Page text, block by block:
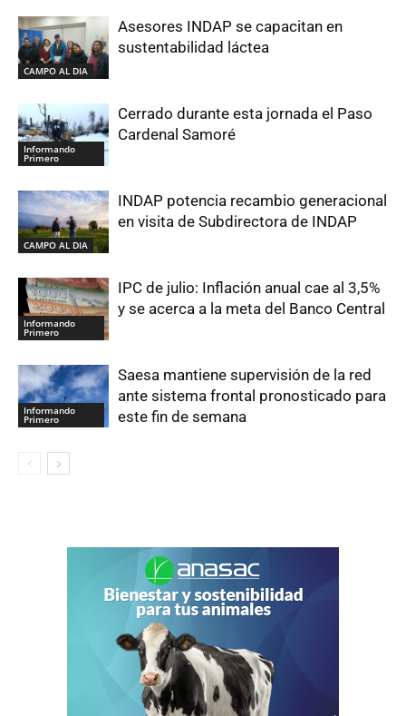
CAMPO AL DIA
Asesores INDAP se capacitan en
sustentabilidad láctea
Informando
Primero
Cerrado durante esta jornada el Paso
Cardenal Samoré
CAMPO AL DIA
INDAP potencia recambio generacional
en visita de Subdirectora de INDAP
Informando
Primero
IPC de julio: Inflación anual cae al 3,5%
y se acerca a la meta del Banco Central
Informando
Primero
Saesa mantiene supervisión de la red
ante sistema frontal pronosticado para
este fin de semana